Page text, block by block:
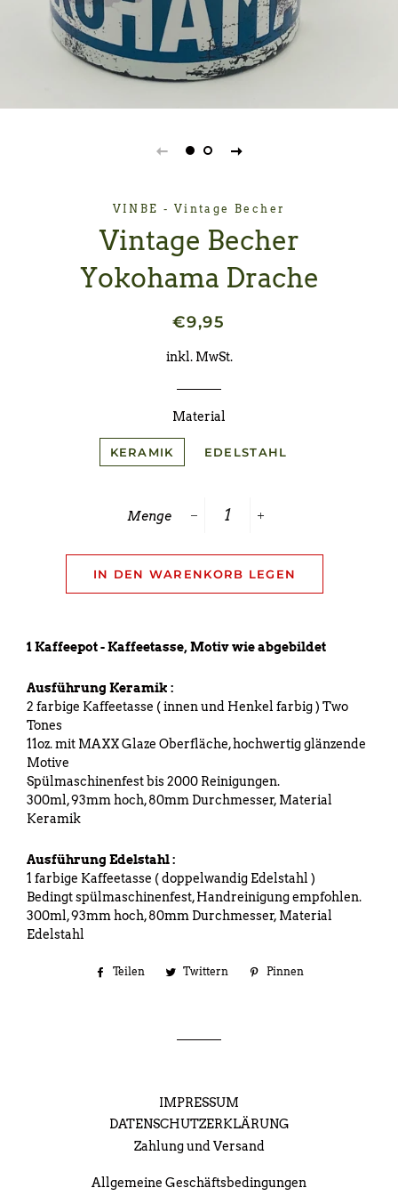
VINBE - Vintage Becher
Vintage Becher
Yokohama Drache
Normaler
Sonderpreis
€9,95
inkl. MwSt.
Material
KERAMIK EDELSTAHL
Menge
IN DEN WARENKORB LEGEN
1 Kaffeepot - Kaffeetasse, Motiv wie abgebildet
Ausführung Keramik :
2 farbige Kaffeetasse ( innen und Henkel farbig ) Two
Tones
11oz. mit MAXX Glaze Oberfläche, hochwertig glänzende
Motive
Spülmaschinenfest bis 2000 Reinigungen.
300ml, 93mm hoch, 80mm Durchmesser, Material
Keramik
Ausführung Edelstahl :
1 farbige Kaffeetasse ( doppelwandig Edelstahl )
Bedingt spülmaschinenfest, Handreinigung empfohlen.
300ml, 93mm hoch, 80mm Durchmesser, Material
Edelstahl
Teilen
Auf
Twittern
Auf
Pinnen
IMPRESSUM
DATENSCHUTZERKLÄRUNG
Zahlung und Versand
Allgemeine Geschäftsbedingungen